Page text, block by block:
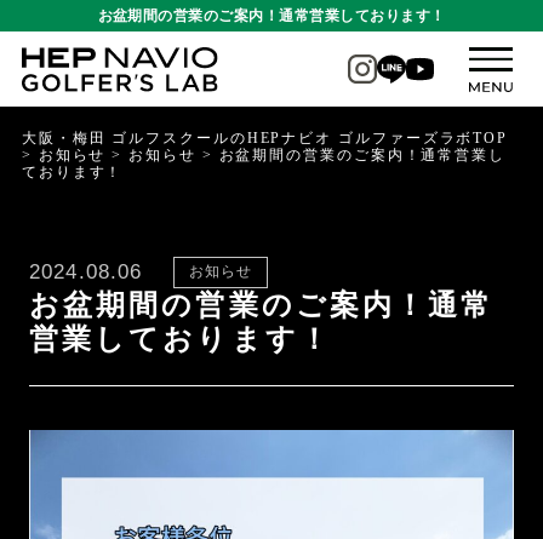
お盆期間の営業のご案内！通常営業しております！
大阪・梅田 ゴルフスクールのHEPナビオ ゴルファーズラボTOP
> お知らせ > お知らせ >
お盆期間の営業のご案内！通常営業し
ております！
2024.08.06 お知らせ
お盆期間の営業のご案内！通常
営業しております！